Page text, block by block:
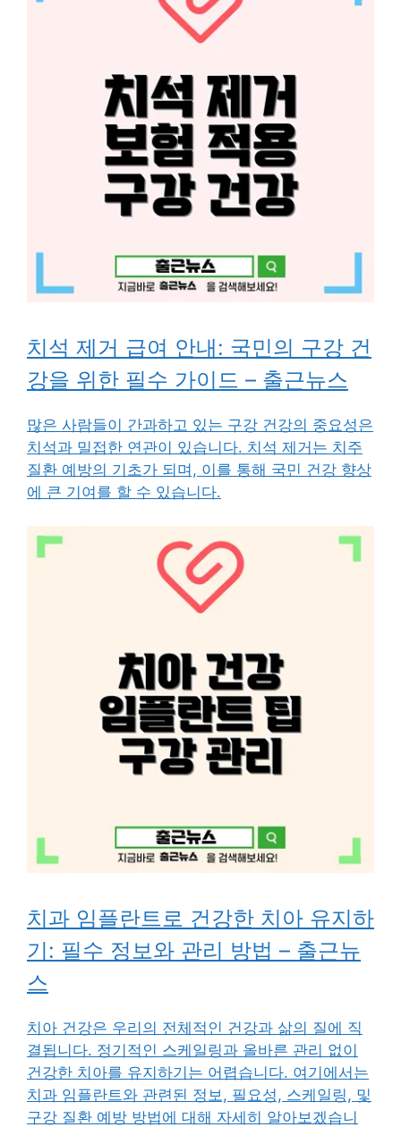
치석 제거 급여 안내: 국민의 구강 건
강을 위한 필수 가이드 – 출근뉴스
많은 사람들이 간과하고 있는 구강 건강의 중요성은
치석과 밀접한 연관이 있습니다. 치석 제거는 치주
질환 예방의 기초가 되며, 이를 통해 국민 건강 향상
에 큰 기여를 할 수 있습니다.
치과 임플란트로 건강한 치아 유지하
기: 필수 정보와 관리 방법 – 출근뉴
스
치아 건강은 우리의 전체적인 건강과 삶의 질에 직
결됩니다. 정기적인 스케일링과 올바른 관리 없이
건강한 치아를 유지하기는 어렵습니다. 여기에서는
치과 임플란트와 관련된 정보, 필요성, 스케일링, 및
구강 질환 예방 방법에 대해 자세히 알아보겠습니